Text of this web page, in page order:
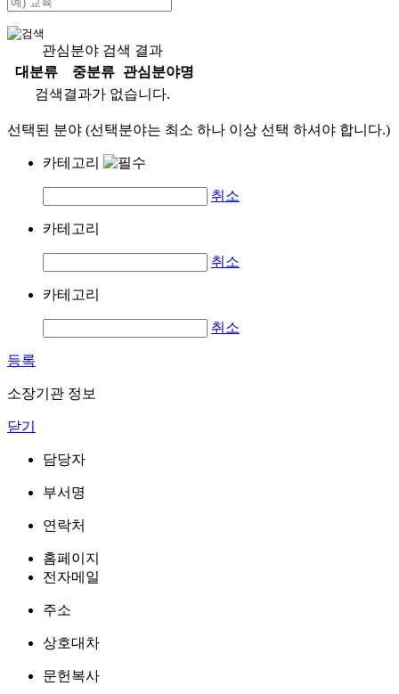
관심분야 검색 결과
대분류
중분류
관심분야명
검색결과가 없습니다.
선택된 분야 (선택분야는 최소 하나 이상 선택 하셔야 합니다.)
카테고리
취소
카테고리
취소
카테고리
취소
등록
소장기관 정보
닫기
담당자
부서명
연락처
홈페이지
전자메일
주소
상호대차
문헌복사